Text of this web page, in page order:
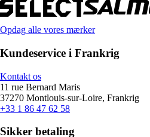
Opdag alle vores mærker
Kundeservice i Frankrig
Kontakt os
11 rue Bernard Maris
37270 Montlouis-sur-Loire, Frankrig
+33 1 86 47 62 58
Sikker betaling